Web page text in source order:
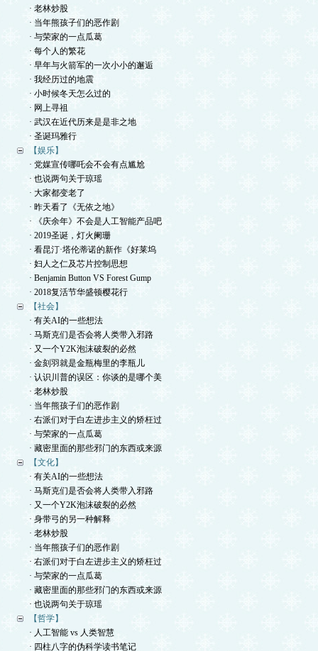
· 老林炒股
· 当年熊孩子们的恶作剧
· 与荣家的一点瓜葛
· 每个人的繁花
· 早年与火箭军的一次小小的邂逅
· 我经历过的地震
· 小时候冬天怎么过的
· 网上寻祖
· 武汉在近代历来是是非之地
· 圣诞玛雅行
【娱乐】
· 党媒宣传哪吒会不会有点尴尬
· 也说两句关于琼瑶
· 大家都变老了
· 昨天看了《无依之地》
· 《庆余年》不会是人工智能产品吧
· 2019圣诞，灯火阑珊
· 看昆汀·塔伦蒂诺的新作《好莱坞
· 妇人之仁及芯片控制思想
· Benjamin Button VS Forest Gump
· 2018复活节华盛顿樱花行
【社会】
· 有关AI的一些想法
· 马斯克们是否会将人类带入邪路
· 又一个Y2K泡沫破裂的必然
· 金刻羽就是金瓶梅里的李瓶儿
· 认识川普的误区：你谈的是哪个美
· 老林炒股
· 当年熊孩子们的恶作剧
· 右派们对于白左进步主义的矫枉过
· 与荣家的一点瓜葛
· 藏密里面的那些邪门的东西或来源
【文化】
· 有关AI的一些想法
· 马斯克们是否会将人类带入邪路
· 又一个Y2K泡沫破裂的必然
· 身带弓的另一种解释
· 老林炒股
· 当年熊孩子们的恶作剧
· 右派们对于白左进步主义的矫枉过
· 与荣家的一点瓜葛
· 藏密里面的那些邪门的东西或来源
· 也说两句关于琼瑶
【哲学】
· 人工智能 vs 人类智慧
· 四柱八字的伪科学读书笔记